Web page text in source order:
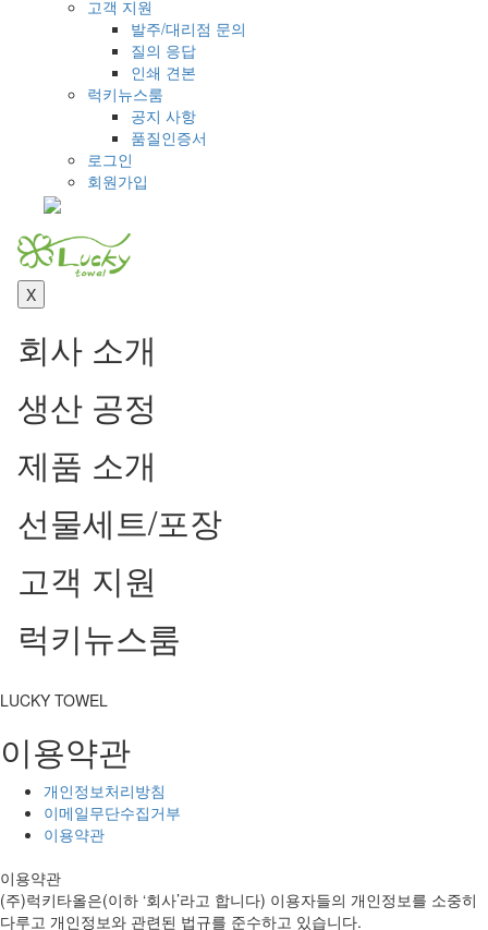
고객 지원
발주/대리점 문의
질의 응답
인쇄 견본
럭키뉴스룸
공지 사항
품질인증서
로그인
회원가입
X
회사 소개
생산 공정
제품 소개
선물세트/포장
고객 지원
럭키뉴스룸
LUCKY TOWEL
이용약관
개인정보처리방침
이메일무단수집거부
이용약관
이용약관
(주)럭키타올은(이하 ‘회사’라고 합니다) 이용자들의 개인정보를 소중히
다루고 개인정보와 관련된 법규를 준수하고 있습니다.